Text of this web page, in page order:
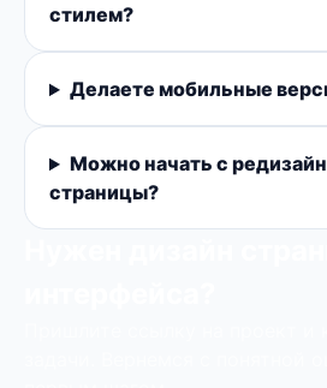
стилем?
Делаете мобильные
Можно начать с
страницы?